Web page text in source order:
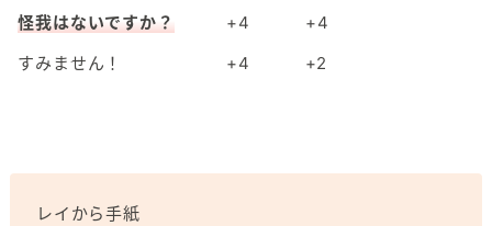
怪我はないですか？
+4
+4
すみません！
+4 +2
レイから手紙